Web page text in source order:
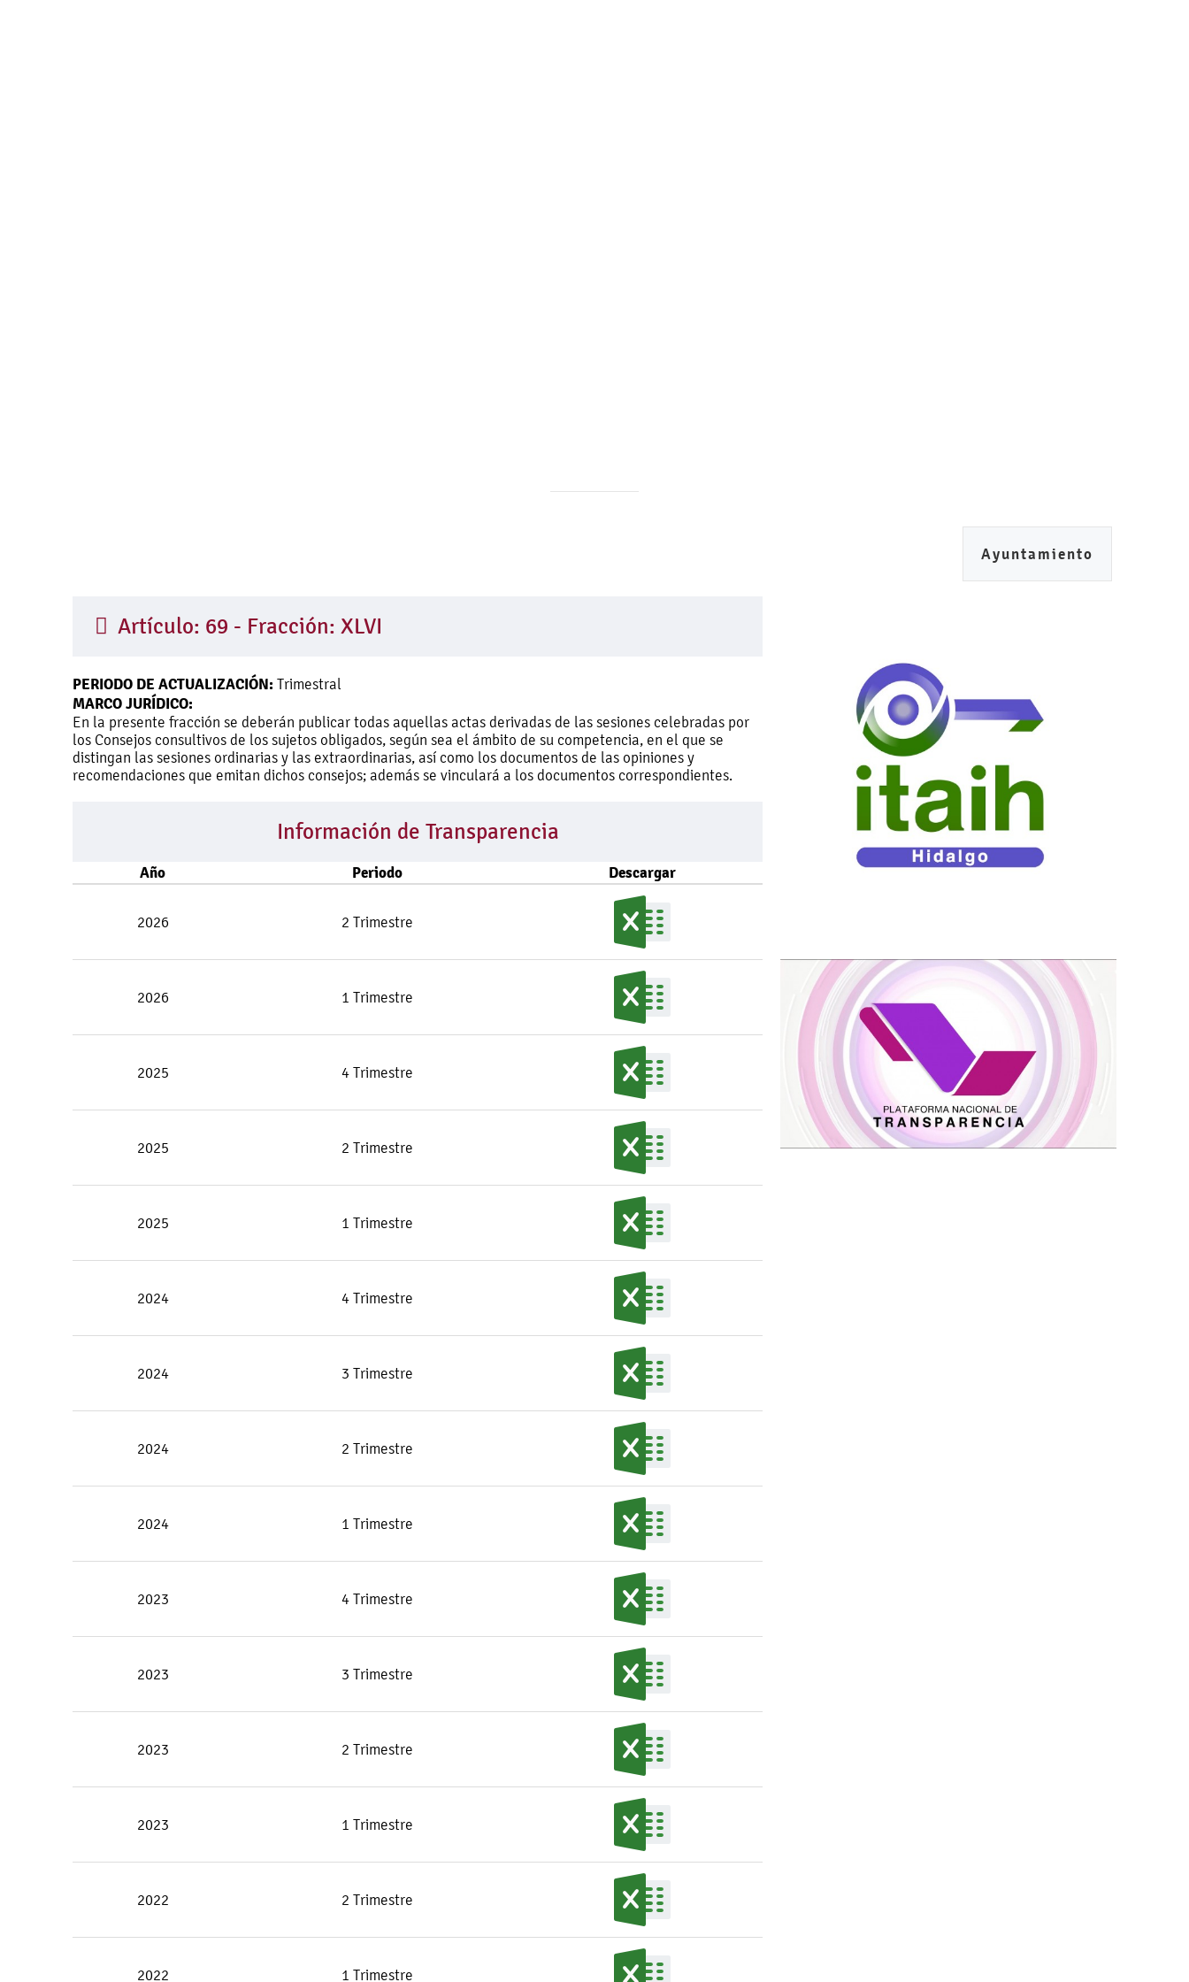
Ayuntamiento
Artículo: 69 - Fracción: XLVI
PERIODO DE ACTUALIZACIÓN: Trimestral
MARCO JURÍDICO:
En la presente fracción se deberán publicar todas aquellas actas derivadas de las sesiones celebradas por
los Consejos consultivos de los sujetos obligados, según sea el ámbito de su competencia, en el que se
distingan las sesiones ordinarias y las extraordinarias, así como los documentos de las opiniones y
recomendaciones que emitan dichos consejos; además se vinculará a los documentos correspondientes.
Información de Transparencia
Año Periodo Descargar
2026 2 Trimestre
2026 1 Trimestre
2025 4 Trimestre
2025 2 Trimestre
2025 1 Trimestre
2024 4 Trimestre
2024 3 Trimestre
2024 2 Trimestre
2024 1 Trimestre
2023 4 Trimestre
2023 3 Trimestre
2023 2 Trimestre
2023 1 Trimestre
2022 2 Trimestre
2022 1 Trimestre